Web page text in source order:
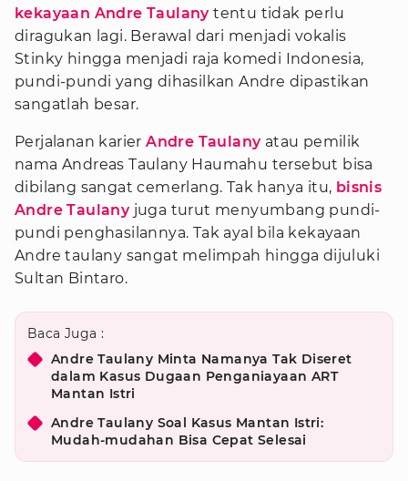
kekayaan Andre Taulanytentu tidak perlu
diragukan lagi. Berawal dari menjadi vokalis
Stinky hingga menjadi raja komedi Indonesia,
pundi-pundi yang dihasilkan Andre dipastikan
sangatlah besar.
Perjalanan karierAndre Taulanyatau pemilik
nama Andreas Taulany Haumahu tersebut bisa
dibilang sangat cemerlang. Tak hanya itu, bisnis
Andre Taulanyjuga turut menyumbang pundi-
pundi penghasilannya. Tak ayal bila kekayaan
Andre taulany sangat melimpah hingga dijuluki
Sultan Bintaro.
Baca Juga :
Andre Taulany Minta Namanya Tak Diseret
dalam Kasus Dugaan Penganiayaan ART
Mantan Istri
Andre Taulany Soal Kasus Mantan Istri:
Mudah-mudahan Bisa Cepat Selesai